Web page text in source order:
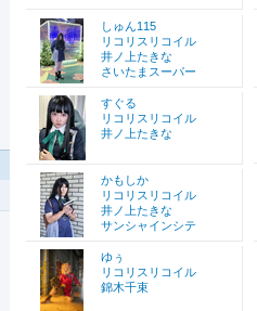
しゅん115
リコリスリコイル
井ノ上たきな
さいたまスーパー
すぐる
リコリスリコイル
井ノ上たきな
かもしか
リコリスリコイル
井ノ上たきな
サンシャインシテ
ゆぅ
リコリスリコイル
錦木千束